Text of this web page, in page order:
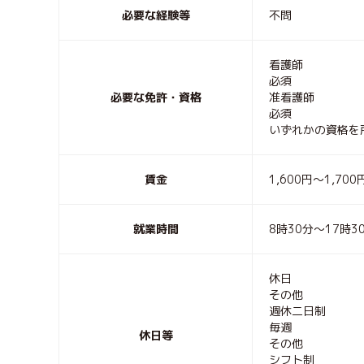
必要な経験等 不問
必要な免許・資格
看護師
必須
准看護師
必須
いずれかの資格を
賃金 1,600円〜1,700
就業時間 8時30分〜17時
休日等
休日
その他
週休二日制
毎週
その他
シフト制